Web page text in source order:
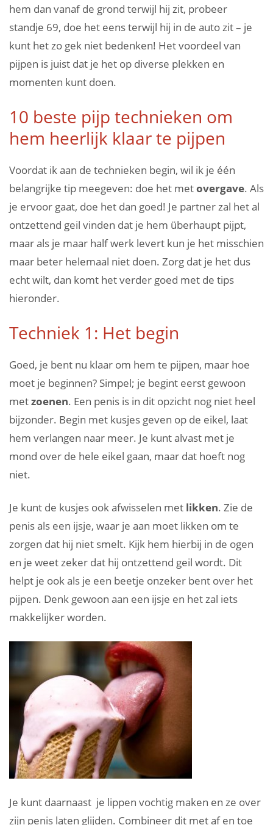
hem dan vanaf de grond terwijl hij zit, probeer
standje 69, doe het eens terwijl hij in de auto zit – je
kunt het zo gek niet bedenken! Het voordeel van
pijpen is juist dat je het op diverse plekken en
momenten kunt doen.
10 beste pijp technieken om
hem heerlijk klaar te pijpen
Voordat ik aan de technieken begin, wil ik je één
belangrijke tip meegeven: doe het metovergave. Als
je ervoor gaat, doe het dan goed! Je partner zal het al
ontzettend geil vinden dat je hem überhaupt pijpt,
maar als je maar half werk levert kun je het misschien
maar beter helemaal niet doen. Zorg dat je het dus
echt wilt, dan komt het verder goed met de tips
hieronder.
Techniek 1: Het begin
Goed, je bent nu klaar om hem te pijpen, maar hoe
moet je beginnen? Simpel; je begint eerst gewoon
metzoenen. Een penis is in dit opzicht nog niet heel
bijzonder. Begin met kusjes geven op de eikel, laat
hem verlangen naar meer. Je kunt alvast met je
mond over de hele eikel gaan, maar dat hoeft nog
niet.
Je kunt de kusjes ook afwisselen met likken. Zie de
penis als een ijsje, waar je aan moet likken om te
zorgen dat hij niet smelt. Kijk hem hierbij in de ogen
en je weet zeker dat hij ontzettend geil wordt. Dit
helpt je ook als je een beetje onzeker bent over het
pijpen. Denk gewoon aan een ijsje en het zal iets
makkelijker worden.
Je kunt daarnaast je lippen vochtig maken en ze over
zijn penis laten glijden. Combineer dit met af en toe